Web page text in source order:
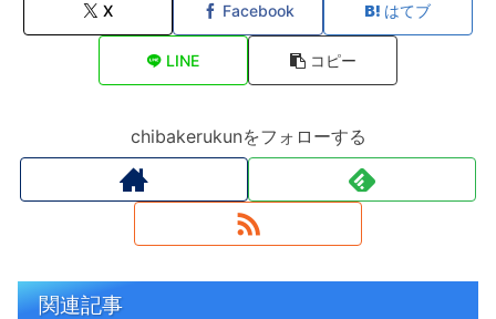
X Facebook はてブ
LINE コピー
chibakerukunをフォローする
関連記事